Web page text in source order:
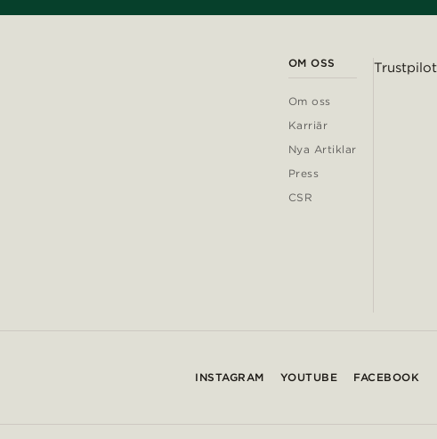
OM OSS
Om oss
Karriär
Nya Artiklar
Press
CSR
Trustpilot
INSTAGRAM YOUTUBE FACEBOOK